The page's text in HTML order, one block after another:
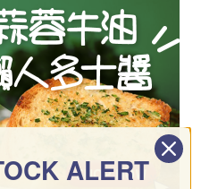
ALERT